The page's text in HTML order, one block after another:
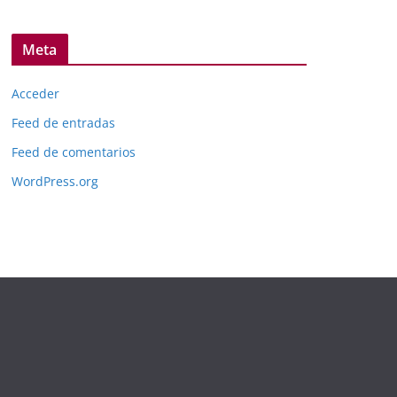
Meta
Acceder
Feed de entradas
Feed de comentarios
WordPress.org